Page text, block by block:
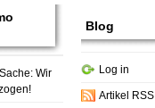
Wir
Blog
Log in
Artikel RSS